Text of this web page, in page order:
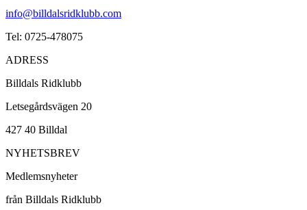
info@billdalsridklubb.com
Tel: 0725-478075
ADRESS
Billdals Ridklubb
Letsegårdsvägen 20
427 40 Billdal
NYHETSBREV
Medlemsnyheter
från Billdals Ridklubb